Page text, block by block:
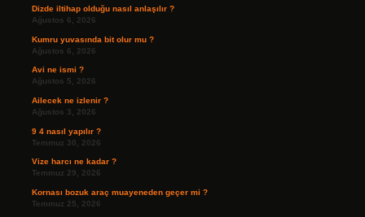
Dizde iltihap olduğu nasıl anlaşılır ?
Ağustos 6, 2026
Kumru yuvasında bit olur mu ?
Ağustos 6, 2026
Avi ne ismi ?
Ağustos 5, 2026
Ailecek ne izlenir ?
Ağustos 3, 2026
9 4 nasıl yapılır ?
Temmuz 30, 2026
Vize harcı ne kadar ?
Temmuz 29, 2026
Kornası bozuk araç muayeneden geçer mi ?
Temmuz 25, 2026